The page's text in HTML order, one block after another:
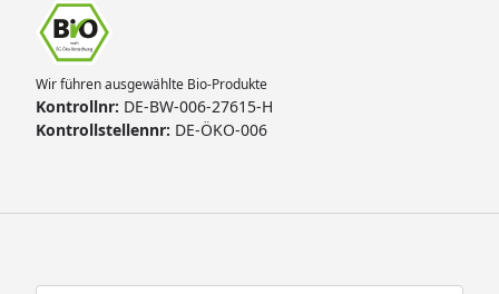
Wir führen ausgewählte Bio-Produkte
Kontrollnr: DE-BW-006-27615-H
Kontrollstellennr: DE-ÖKO-006